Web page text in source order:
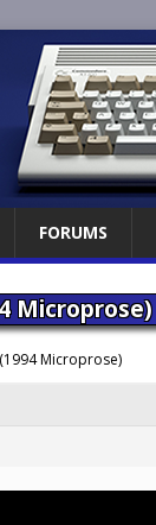
FORUMS
Microprose)
Microprose)